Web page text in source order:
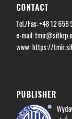
CONTACT
Tel./Fax: +48 12 658
e-mail:
www: https://
PUBLISHER